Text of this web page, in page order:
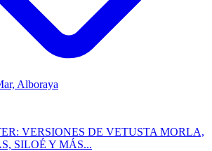
Alboraya
VERSIONES DE VETUSTA MORLA,
SILOÉ Y MÁS...